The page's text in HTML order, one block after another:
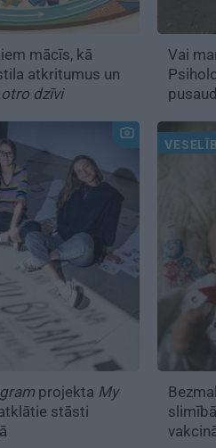
mācīs, kā
atkritumus un
otro dzīvi
Vai
projekta My
stāsti